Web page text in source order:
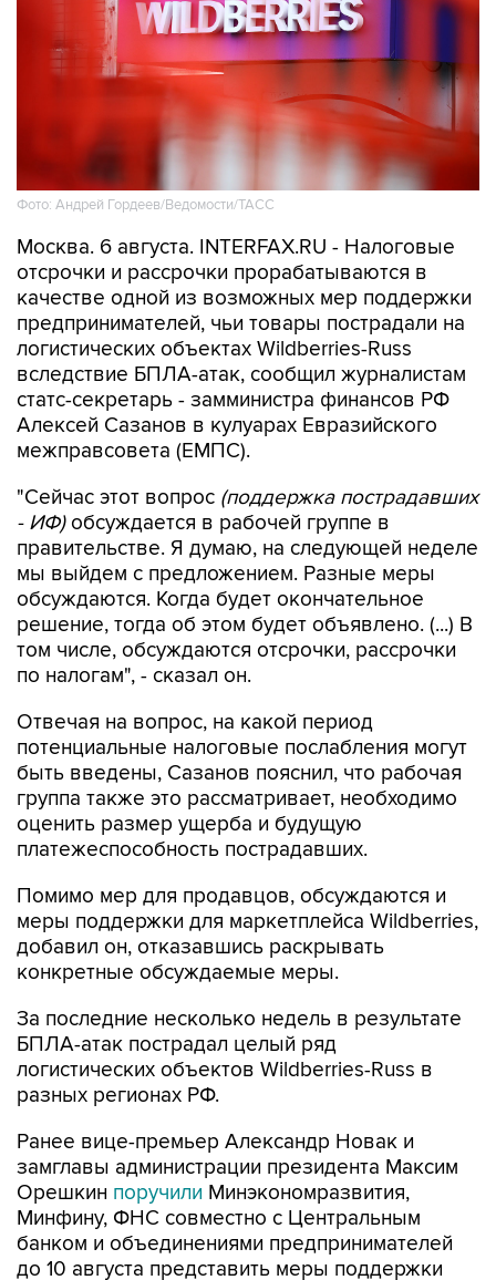
Фото: Андрей Гордеев/Ведомости/ТАСС
Москва. 6 августа. INTERFAX.RU - Налоговые
отсрочки и рассрочки прорабатываются в
качестве одной из возможных мер поддержки
предпринимателей, чьи товары пострадали на
логистических объектах Wildberries-Russ
вследствие БПЛА-атак, сообщил журналистам
статс-секретарь - замминистра финансов РФ
Алексей Сазанов в кулуарах Евразийского
межправсовета (ЕМПС).
"Сейчас этот вопрос (поддержка пострадавших
- ИФ)обсуждается в рабочей группе в
правительстве. Я думаю, на следующей неделе
мы выйдем с предложением. Разные меры
обсуждаются. Когда будет окончательное
решение, тогда об этом будет объявлено. (...) В
том числе, обсуждаются отсрочки, рассрочки
по налогам", - сказал он.
Отвечая на вопрос, на какой период
потенциальные налоговые послабления могут
быть введены, Сазанов пояснил, что рабочая
группа также это рассматривает, необходимо
оценить размер ущерба и будущую
платежеспособность пострадавших.
Помимо мер для продавцов, обсуждаются и
меры поддержки для маркетплейса Wildberries,
добавил он, отказавшись раскрывать
конкретные обсуждаемые меры.
За последние несколько недель в результате
БПЛА-атак пострадал целый ряд
логистических объектов Wildberries-Russ в
разных регионах РФ.
Ранее вице-премьер Александр Новак и
замглавы администрации президента Максим
Орешкин поручили Минэкономразвития,
Минфину, ФНС совместно с Центральным
банком и объединениями предпринимателей
до 10 августа представить меры поддержки